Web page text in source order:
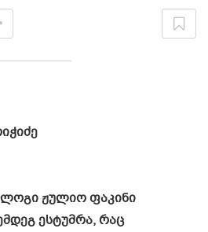
ჟულიო ფაკინი
ესტუმრა, რაც